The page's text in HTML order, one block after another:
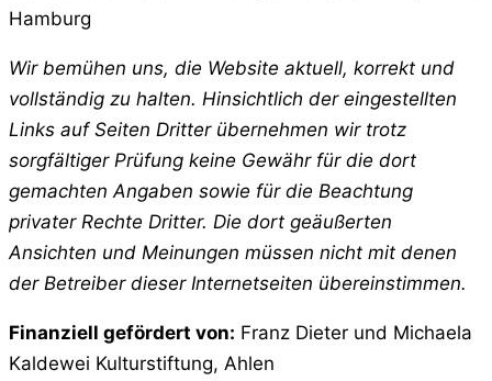
Hamburg
Wir bemühen uns, die Website aktuell, korrekt und
vollständig zu halten. Hinsichtlich der eingestellten
Links auf Seiten Dritter übernehmen wir trotz
sorgfältiger Prüfung keine Gewähr für die dort
gemachten Angaben sowie für die Beachtung
privater Rechte Dritter. Die dort geäußerten
Ansichten und Meinungen müssen nicht mit denen
der Betreiber dieser Internetseiten übereinstimmen.
Finanziell gefördert von: Franz Dieter und Michaela
Kaldewei Kulturstiftung, Ahlen